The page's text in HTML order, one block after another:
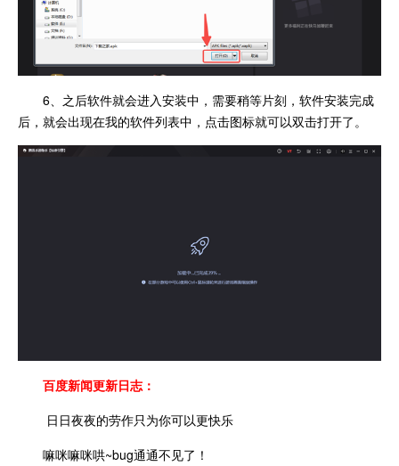
6、之后软件就会进入安装中，需要稍等片刻，软件安装完成
后，就会出现在我的软件列表中，点击图标就可以双击打开了。
百度新闻更新日志：
日日夜夜的劳作只为你可以更快乐
嘛咪嘛咪哄~bug通通不见了！